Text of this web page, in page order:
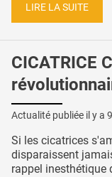
LIRE LA SUITE
CICATRICE
Actualité publiée il y a
Si les cicatrices
disparaissent
rappel inesthétique